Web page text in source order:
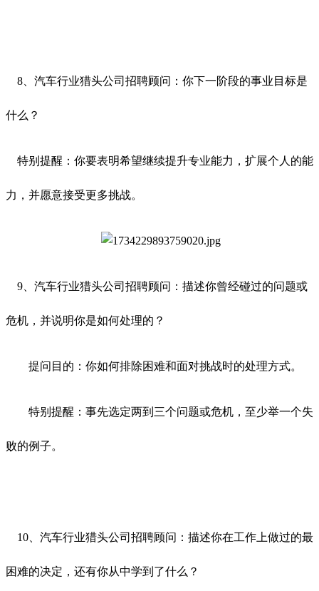
8、汽车行业猎头公司招聘顾问：你下一阶段的事业目标是
什么？
特别提醒：你要表明希望继续提升专业能力，扩展个人的能
力，并愿意接受更多挑战。
9、汽车行业猎头公司招聘顾问：描述你曾经碰过的问题或
危机，并说明你是如何处理的？
提问目的：你如何排除困难和面对挑战时的处理方式。
特别提醒：事先选定两到三个问题或危机，至少举一个失
败的例子。
10、汽车行业猎头公司招聘顾问：描述你在工作上做过的最
困难的决定，还有你从中学到了什么？